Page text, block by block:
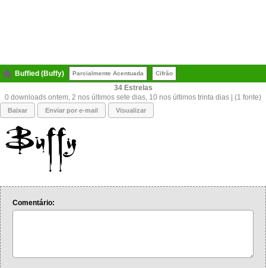
Buffied (Buffy) Parcialmente Acentuada Cifrão
34
0 downloads ontem, 2 nos últimos sete dias, 10 nos últimos trinta dias | (1 fonte)
Baixar Enviar por e-mail Visualizar
Comentário: